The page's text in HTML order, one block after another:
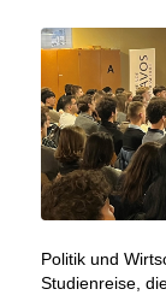
Politik und
Studienreise,